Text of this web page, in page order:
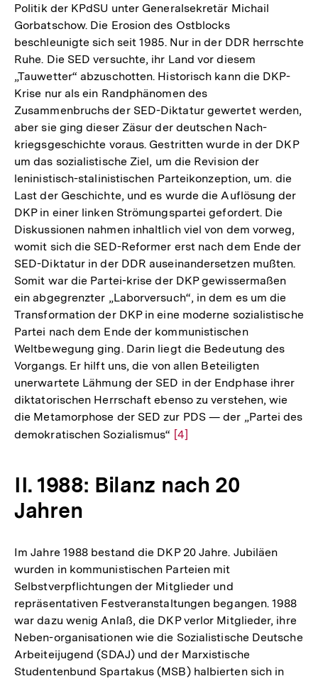
Politik der KPdSU unter Generalsekretär Michail
Gorbatschow. Die Erosion des Ostblocks
beschleunigte sich seit 1985. Nur in der DDR herrschte
Ruhe. Die SED versuchte, ihr Land vor diesem
„Tauwetter“ abzuschotten. Historisch kann die DKP-
Krise nur als ein Randphänomen des
Zusammenbruchs der SED-Diktatur gewertet werden,
aber sie ging dieser Zäsur der deutschen Nach-
kriegsgeschichte voraus. Gestritten wurde in der DKP
um das sozialistische Ziel, um die Revision der
leninistisch-stalinistischen Parteikonzeption, um. die
Last der Geschichte, und es wurde die Auflösung der
DKP in einer linken Strömungspartei gefordert. Die
Diskussionen nahmen inhaltlich viel von dem vorweg,
womit sich die SED-Reformer erst nach dem Ende der
SED-Diktatur in der DDR auseinandersetzen mußten.
Somit war die Partei-krise der DKP gewissermaßen
ein abgegrenzter „Laborversuch“, in dem es um die
Transformation der DKP in eine moderne sozialistische
Partei nach dem Ende der kommunistischen
Weltbewegung ging. Darin liegt die Bedeutung des
Vorgangs. Er hilft uns, die von allen Beteiligten
unerwartete Lähmung der SED in der Endphase ihrer
diktatorischen Herrschaft ebenso zu verstehen, wie
die Metamorphose der SED zur PDS — der „Partei des
demokratischen Sozialismus“ Zur
Fußnote
[4]
II. 1988: Bilanz nach 20
Jahren
Im Jahre 1988 bestand die DKP 20 Jahre. Jubiläen
wurden in kommunistischen Parteien mit
Selbstverpflichtungen der Mitglieder und
repräsentativen Festveranstaltungen begangen. 1988
war dazu wenig Anlaß, die DKP verlor Mitglieder, ihre
Neben-organisationen wie die Sozialistische Deutsche
Arbeiteijugend (SDAJ) und der Marxistische
Studentenbund Spartakus (MSB) halbierten sich in